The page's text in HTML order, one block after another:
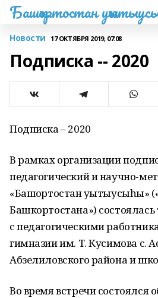
Башҡортостан
Новости 17 ОКТЯБРЯ 2019, 07:08
Подписка -- 2020
Подписка – 2020
В рамках организации
педагогический и научно-
«Башҡортостан уҡытыусыһы»
Башкортостана») состоялась
с педагогическими
гимназии им. Т. Кусимова с.
Абзелиловского района и
Во время встречи состоялся